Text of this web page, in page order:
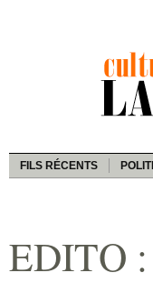
FILS RÉCENTS
EDITO :